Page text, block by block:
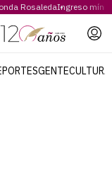
RosaledaIngreso
GENTECULTURA